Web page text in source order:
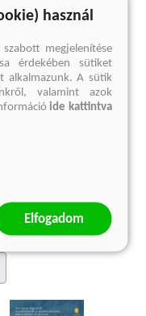
használ
megjelenítése
érdekében sütiket
alkalmazunk. A sütik
valamint azok
ide kattintva
Elfogadom